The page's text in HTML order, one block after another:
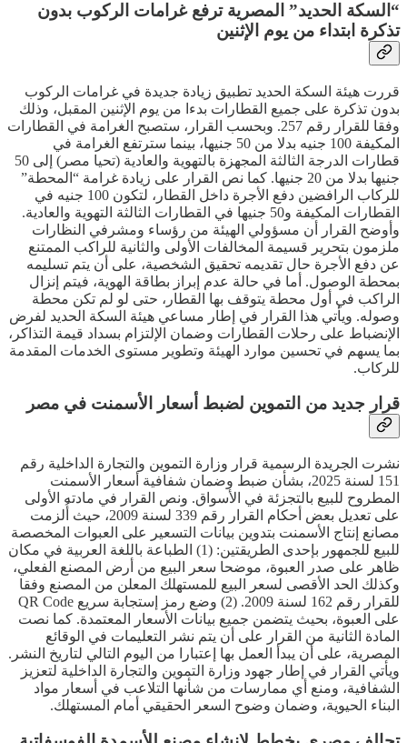
“السكة الحديد” المصرية ترفع غرامات الركوب بدون
تذكرة ابتداء من يوم الإثنين
قررت هيئة السكة الحديد تطبيق زيادة جديدة في غرامات الركوب
بدون تذكرة على جميع القطارات بدءا من يوم الإثنين المقبل، وذلك
وفقا للقرار رقم 257. وبحسب القرار، ستصبح الغرامة في القطارات
المكيفة 100 جنيه بدلا من 50 جنيها، بينما سترتفع الغرامة في
قطارات الدرجة الثالثة المجهزة بالتهوية والعادية (تحيا مصر) إلى 50
جنيها بدلا من 20 جنيها. كما نص القرار على زيادة غرامة “المحطة”
للركاب الرافضين دفع الأجرة داخل القطار، لتكون 100 جنيه في
القطارات المكيفة و50 جنيها في القطارات الثالثة التهوية والعادية.
وأوضح القرار أن مسؤولي الهيئة من رؤساء ومشرفي النظارات
ملزمون بتحرير قسيمة المخالفات الأولى والثانية للراكب الممتنع
عن دفع الأجرة حال تقديمه تحقيق الشخصية، على أن يتم تسليمه
بمحطة الوصول. أما في حالة عدم إبراز بطاقة الهوية، فيتم إنزال
الراكب في أول محطة يتوقف بها القطار، حتى لو لم تكن محطة
وصوله. ويأتي هذا القرار في إطار مساعي هيئة السكة الحديد لفرض
الإنضباط على رحلات القطارات وضمان الإلتزام بسداد قيمة التذاكر،
بما يسهم في تحسين موارد الهيئة وتطوير مستوى الخدمات المقدمة
للركاب.
قرار جديد من التموين لضبط أسعار الأسمنت في مصر
نشرت الجريدة الرسمية قرار وزارة التموين والتجارة الداخلية رقم
151 لسنة 2025، بشأن ضبط وضمان شفافية أسعار الأسمنت
المطروح للبيع بالتجزئة في الأسواق. ونص القرار في مادته الأولى
على تعديل بعض أحكام القرار رقم 339 لسنة 2009، حيث أُلزمت
مصانع إنتاج الأسمنت بتدوين بيانات التسعير على العبوات المخصصة
للبيع للجمهور بإحدى الطريقتين: (1) الطباعة باللغة العربية في مكان
ظاهر على صدر العبوة، موضحا سعر البيع من أرض المصنع الفعلي،
وكذلك الحد الأقصى لسعر البيع للمستهلك المعلن من المصنع وفقا
للقرار رقم 162 لسنة 2009. (2) وضع رمز إستجابة سريع QR Code
على العبوة، بحيث يتضمن جميع بيانات الأسعار المعتمدة. كما نصت
المادة الثانية من القرار على أن يتم نشر التعليمات في الوقائع
المصرية، على أن يبدأ العمل بها إعتبارا من اليوم التالي لتاريخ النشر.
ويأتي القرار في إطار جهود وزارة التموين والتجارة الداخلية لتعزيز
الشفافية، ومنع أي ممارسات من شأنها التلاعب في أسعار مواد
البناء الحيوية، وضمان وضوح السعر الحقيقي أمام المستهلك.